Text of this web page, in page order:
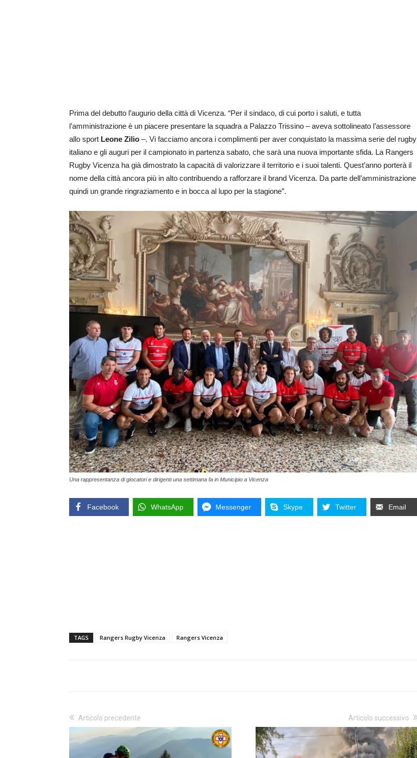
Prima del debutto l’augurio della città di Vicenza. “Per il sindaco, di cui porto i saluti, e tutta
l’amministrazione è un piacere presentare la squadra a Palazzo Trissino – aveva sottolineato l’assessore
allo sport Leone Zilio –. Vi facciamo ancora i complimenti per aver conquistato la massima serie del rugby
italiano e gli auguri per il campionato in partenza sabato, che sarà una nuova importante sfida. La Rangers
Rugby Vicenza ha già dimostrato la capacità di valorizzare il territorio e i suoi talenti. Quest’anno porterà il
nome della città ancora più in alto contribuendo a rafforzare il brand Vicenza. Da parte dell’amministrazione
quindi un grande ringraziamento e in bocca al lupo per la stagione”.
Una rappresentanza di giocatori e dirigenti una settimana fa in Municipio a Vicenza
Facebook WhatsApp Messenger Skype Twitter Email
TAGS Rangers Rugby Vicenza Rangers Vicenza
Articolo precedente Articolo successivo